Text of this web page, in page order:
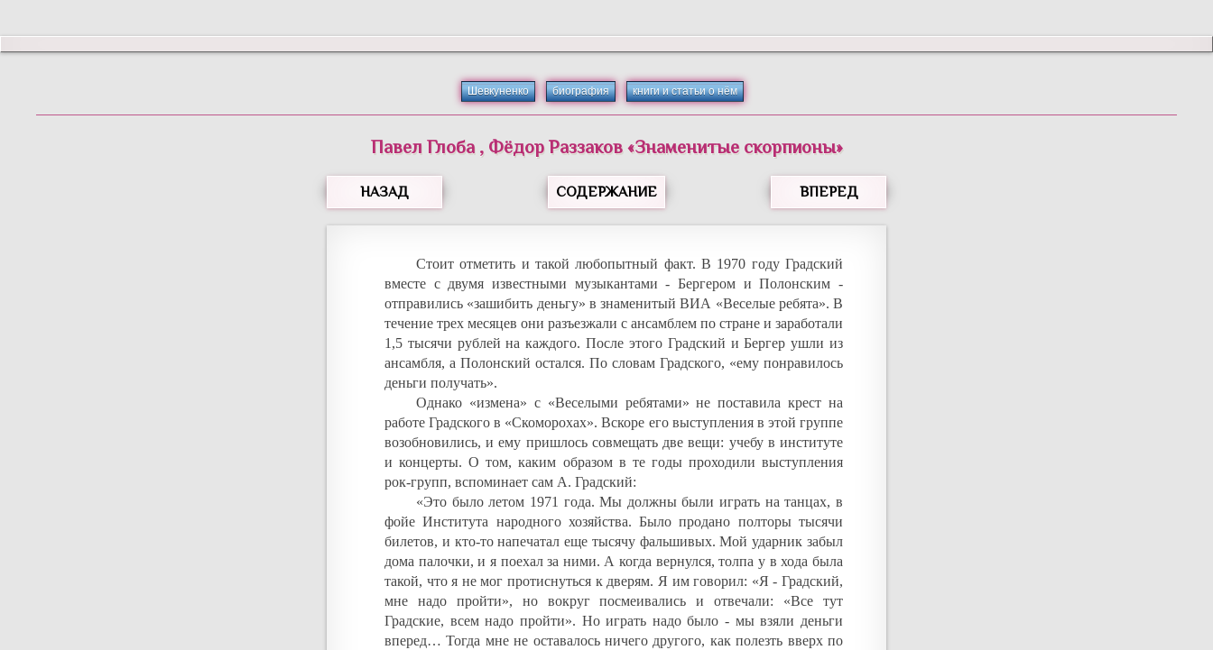
Шевкуненко биография книги и статьи о нём
Павел Глоба , Фёдор Раззаков«Знаменитые скорпионы»
НАЗАД СОДЕРЖАНИЕ ВПЕРЕД
Стоит отметить и такой любопытный факт. В 1970 году Градский
вместе с двумя известными музыкантами - Бергером и Полонским -
отправились «зашибить деньгу» в знаменитый ВИА «Веселые ребята». В
течение трех месяцев они разъезжали с ансамблем по стране и заработали
1,5 тысячи рублей на каждого. После этого Градский и Бергер ушли из
ансамбля, а Полонский остался. По словам Градского, «ему понравилось
деньги получать».
Однако «измена» с «Веселыми ребятами» не поставила крест на
работе Градского в «Скоморохах». Вскоре его выступления в этой группе
возобновились, и ему пришлось совмещать две вещи: учебу в институте
и концерты. О том, каким образом в те годы проходили выступления
рок-групп, вспоминает сам А. Градский:
«Это было летом 1971 года. Мы должны были играть на танцах, в
фойе Института народного хозяйства. Было продано полторы тысячи
билетов, и кто-то напечатал еще тысячу фальшивых. Мой ударник забыл
дома палочки, и я поехал за ними. А когда вернулся, толпа у в хода была
такой, что я не мог протиснуться к дверям. Я им говорил: «Я - Градский,
мне надо пройти», но вокруг посмеивались и отвечали: «Все тут
Градские, всем надо пройти». Но играть надо было - мы взяли деньги
вперед… Тогда мне не оставалось ничего другого, как полезть вверх по